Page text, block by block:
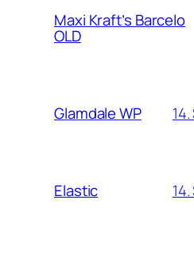
Maxi Kraft’s Barcelo
OLD
Glamdale WP
Elastic